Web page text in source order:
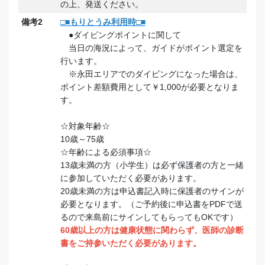
の上、発送ください。
備考2
□■もりとうみ利用時□■
●ダイビングポイントに関して
当日の海況によって、ガイドがポイント選定を
行います。
※永田エリアでのダイビングになった場合は、
ポイント差額費用として￥1,000が必要となりま
す。
☆対象年齢☆
10歳～75歳
☆年齢による必須事項☆
13歳未満の方（小学生）は必ず保護者の方と一緒
に参加していただく必要があります。
20歳未満の方は申込書記入時に保護者のサインが
必要となります。（ご予約後に申込書をPDFで送
るので来島前にサインしてもらってもOKです）
60歳以上の方は健康状態に関わらず、医師の診断
書をご持参いただく必要があります。